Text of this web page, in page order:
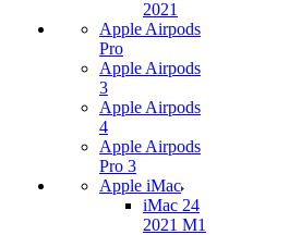
2021
Apple Airpods
Pro
Apple Airpods
3
Apple Airpods
4
Apple Airpods
Pro 3
Apple iMac
iMac 24
2021 M1